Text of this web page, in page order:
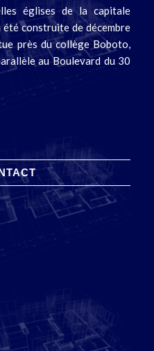
églises de la capitale
été construite de décembre
près du collège Boboto,
au Boulevard du 30